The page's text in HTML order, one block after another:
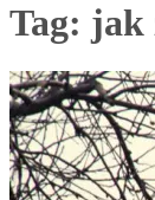
Tag: jak